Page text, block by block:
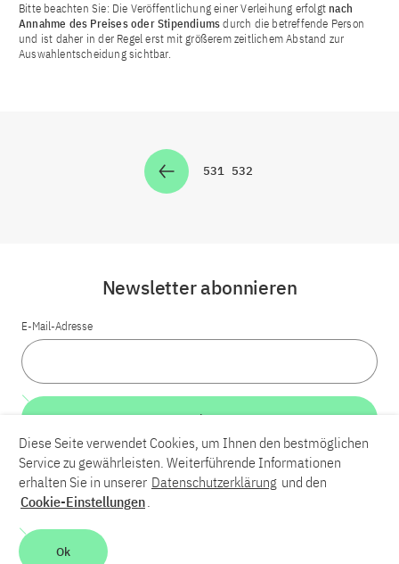
Bitte beachten Sie: Die Veröffentlichung einer Verleihung erfolgt nach
Annahme des Preises oder Stipendiumsdurch die betreffende Person
und ist daher in der Regel erst mit größerem zeitlichem Abstand zur
Auswahlentscheidung sichtbar.
Zur Seite
531 Zur Seite
532
LinkedInBlueskyYouTube
Kontakt
Barrierefreiheit
Newsletter abonnieren
E-Mail-Adresse
Weiter
Diese Seite verwendet Cookies, um Ihnen den bestmöglichen
Service zu gewährleisten. Weiterführende Informationen
erhalten Sie in unserer Datenschutzerklärung und den
Cookie-Einstellungen.
Ok